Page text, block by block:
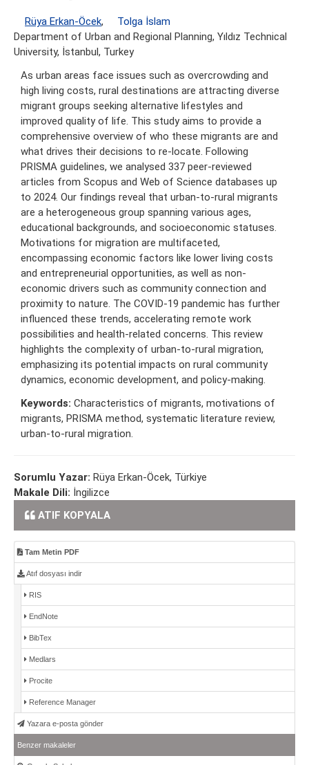
Rüya Erkan-Öcek,
Tolga İslam
Department of Urban and Regional Planning, Yıldız Technical
University, İstanbul, Turkey
As urban areas face issues such as overcrowding and
high living costs, rural destinations are attracting diverse
migrant groups seeking alternative lifestyles and
improved quality of life. This study aims to provide a
comprehensive overview of who these migrants are and
what drives their decisions to re-locate. Following
PRISMA guidelines, we analysed 337 peer-reviewed
articles from Scopus and Web of Science databases up
to 2024. Our findings reveal that urban-to-rural migrants
are a heterogeneous group spanning various ages,
educational backgrounds, and socioeconomic statuses.
Motivations for migration are multifaceted,
encompassing economic factors like lower living costs
and entrepreneurial opportunities, as well as non-
economic drivers such as community connection and
proximity to nature. The COVID-19 pandemic has further
influenced these trends, accelerating remote work
possibilities and health-related concerns. This review
highlights the complexity of urban-to-rural migration,
emphasizing its potential impacts on rural community
dynamics, economic development, and policy-making.
Keywords: Characteristics of migrants, motivations of
migrants, PRISMA method, systematic literature review,
urban-to-rural migration.
Sorumlu Yazar: Rüya Erkan-Öcek, Türkiye
Makale Dili: İngilizce
ATIF KOPYALA
Tam Metin PDF
Atıf dosyası indir
RIS
EndNote
BibTex
Medlars
Procite
Reference Manager
Yazara e-posta gönder
Benzer makaleler